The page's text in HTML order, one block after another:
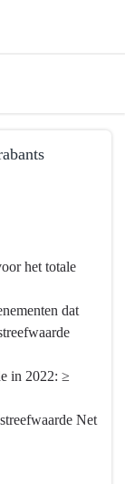
het totale
dat
in 2022: ≥
Net